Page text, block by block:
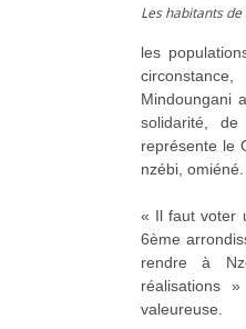
Les habitants de
les
Mindoungani
solidarité,
représente le
nzébi, omiéné.
« Il faut voter
6ème
rendre à
réalisations
valeureuse.